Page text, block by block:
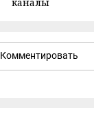
Комментировать